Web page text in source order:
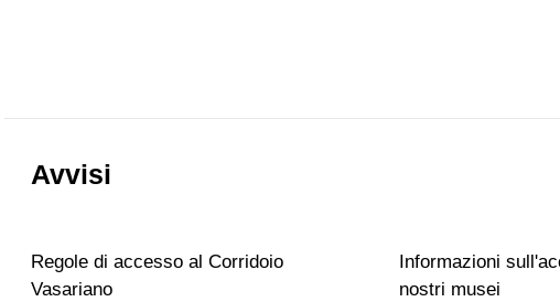
Avvisi
Regole di accesso al Corridoio
Vasariano
Informazioni
nostri musei